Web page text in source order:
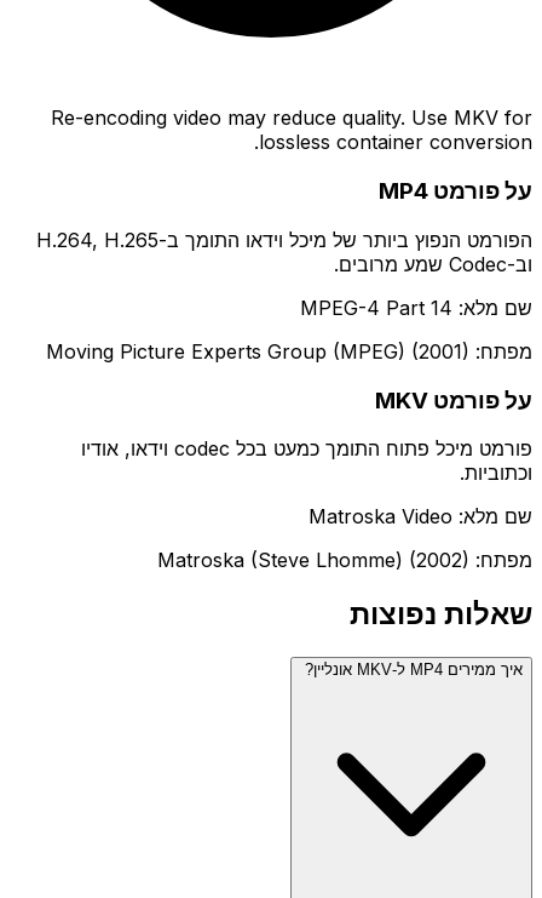
Re-encoding video may reduce quality. Use MKV for
lossless container conversion.
על פורמט MP4
הפורמט הנפוץ ביותר של מיכל וידאו התומך ב-H.264, H.265
וב-Codec שמע מרובים.
שם מלא: MPEG-4 Part 14
מפתח: Moving Picture Experts Group (MPEG) (2001)
על פורמט MKV
פורמט מיכל פתוח התומך כמעט בכל codec וידאו, אודיו
וכתוביות.
שם מלא: Matroska Video
מפתח: Matroska (Steve Lhomme) (2002)
שאלות נפוצות
איך ממירים MP4 ל-MKV אונליין?